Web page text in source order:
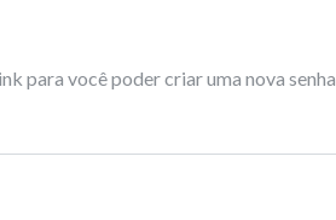
para você poder criar uma nova senha